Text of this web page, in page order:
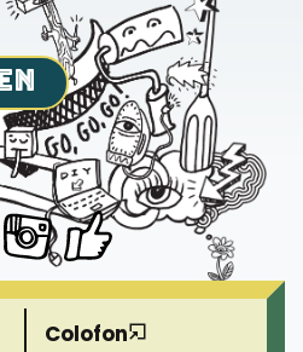
Colofon